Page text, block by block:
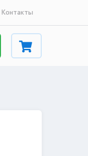
Контакты